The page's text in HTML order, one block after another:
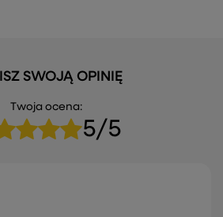
SWOJĄ OPINIĘ
Twoja ocena:
5/5